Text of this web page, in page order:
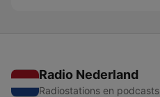
Radio Nederland
Radiostations en podcasts